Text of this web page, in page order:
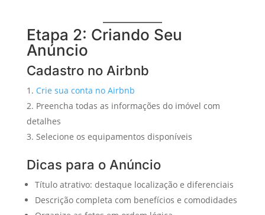
Etapa 2: Criando Seu
Anúncio
Cadastro no Airbnb
Crie sua conta no Airbnb
Preencha todas as informações do imóvel com
detalhes
Selecione os equipamentos disponíveis
Dicas para o Anúncio
Título atrativo: destaque localização e diferenciais
Descrição completa com benefícios e comodidades